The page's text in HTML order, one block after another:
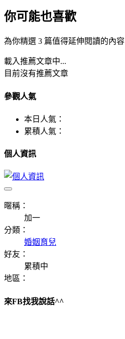
你可能也喜歡
為你精選 3 篇值得延伸閱讀的內容
載入推薦文章中...
目前沒有推薦文章
參觀人氣
本日人氣：
累積人氣：
個人資訊
暱稱：
加一
分類：
婚姻育兒
好友：
累積中
地區：
來FB找我說話^^